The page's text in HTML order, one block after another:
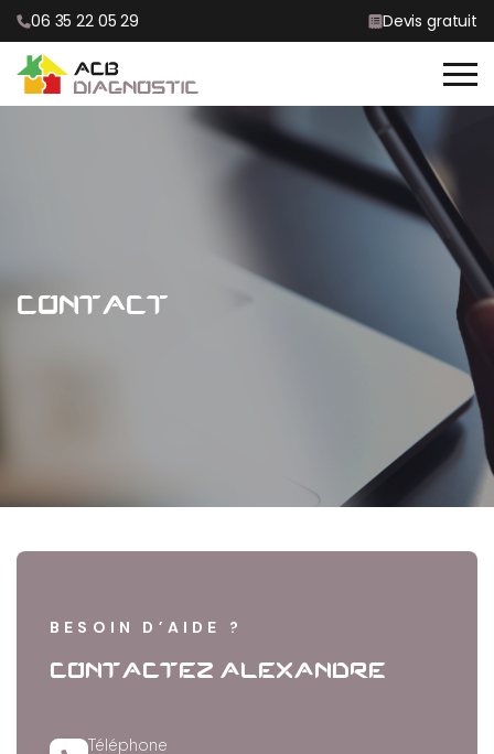
06 35 22 05 29 Devis gratuit
CONTACT
BESOIN D’AIDE ?
CONTACTEZ ALEXANDRE
Téléphone